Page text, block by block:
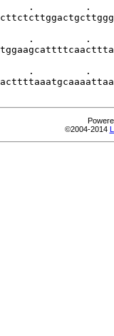
.         .
.         .
.         .
©2004-2014